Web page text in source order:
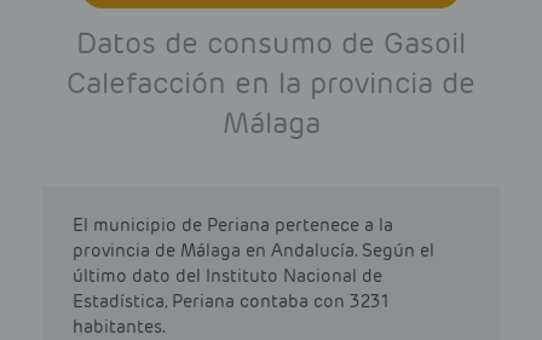
Datos de consumo de Gasoil
Calefacción en la provincia de
Málaga
El municipio de Periana pertenece a la
provincia de Málaga en Andalucía. Según el
último dato del Instituto Nacional de
Estadística, Periana contaba con 3231
habitantes.